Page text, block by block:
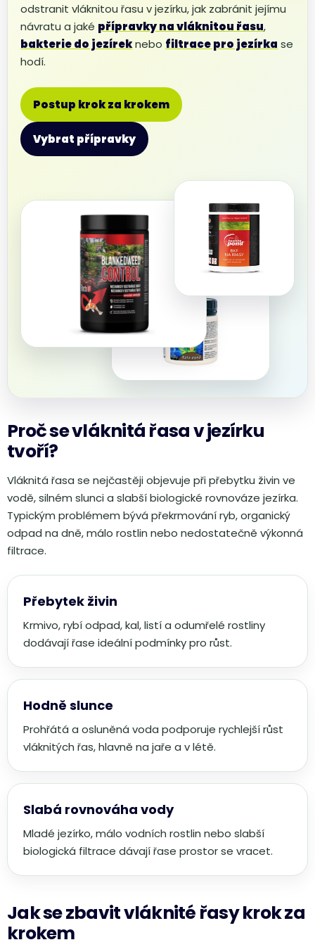
odstranit vláknitou řasu v jezírku, jak zabránit jejímu
návratu a jaké přípravky na vláknitou řasu,
bakterie do jezíreknebo filtrace pro jezírka se
hodí.
Postup krok za krokem
Vybrat přípravky
Proč se vláknitá řasa v jezírku
tvoří?
Vláknitá řasa se nejčastěji objevuje při přebytku živin ve
vodě, silném slunci a slabší biologické rovnováze jezírka.
Typickým problémem bývá překrmování ryb, organický
odpad na dně, málo rostlin nebo nedostatečně výkonná
filtrace.
Přebytek živin
Krmivo, rybí odpad, kal, listí a odumřelé rostliny
dodávají řase ideální podmínky pro růst.
Hodně slunce
Prohřátá a osluněná voda podporuje rychlejší růst
vláknitých řas, hlavně na jaře a v létě.
Slabá rovnováha vody
Mladé jezírko, málo vodních rostlin nebo slabší
biologická filtrace dávají řase prostor se vracet.
Jak se zbavit vláknité řasy krok za
krokem